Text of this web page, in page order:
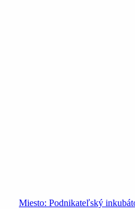
Miesto: Podnikateľský